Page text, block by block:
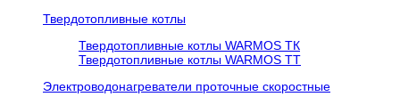
Твердотопливные котлы
Твердотопливные котлы WARMOS TК
Твердотопливные котлы WARMOS TT
Электроводонагреватели проточные скоростные